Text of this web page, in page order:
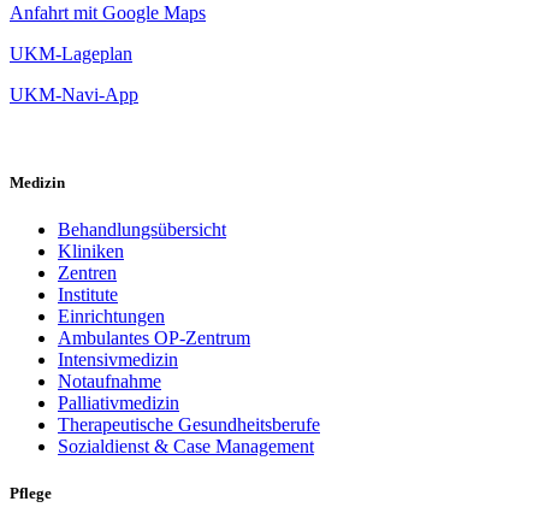
Anfahrt mit Google Maps
UKM-Lageplan
UKM-Navi-App
Medizin
Behandlungsübersicht
Kliniken
Zentren
Institute
Einrichtungen
Ambulantes OP-Zentrum
Intensivmedizin
Notaufnahme
Palliativmedizin
Therapeutische Gesundheitsberufe
Sozialdienst & Case Management
Pflege